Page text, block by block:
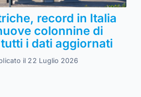
record in Italia
colonnine di
i dati aggiornati
il 22 Luglio 2026